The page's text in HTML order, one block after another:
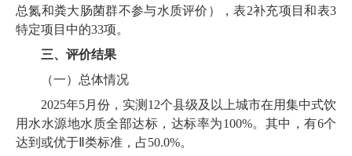
总氮和粪大肠菌群不参与水质评价），表2补充项目和表3
特定项目中的33项。
三、评价结果
（一）总体情况
2025年5月份，实测12个县级及以上城市在用集中式饮
用水水源地水质全部达标，达标率为100%。其中，有6个
达到或优于Ⅱ类标准，占50.0%。